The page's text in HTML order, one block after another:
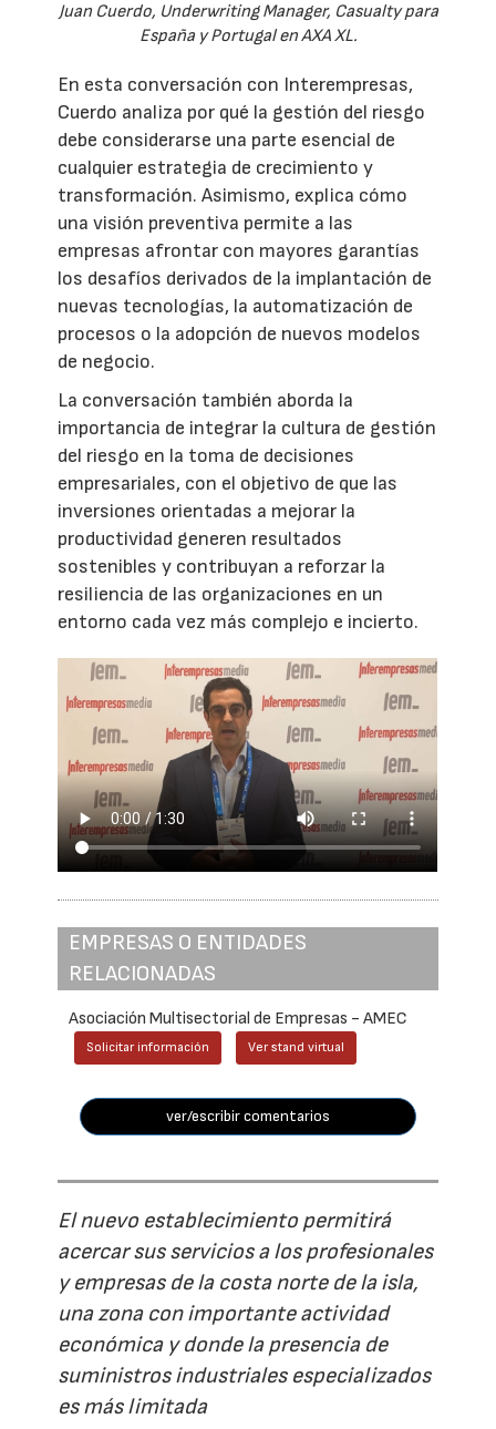
Juan Cuerdo, Underwriting Manager, Casualty para
España y Portugal en AXA XL.
En esta conversación con Interempresas,
Cuerdo analiza por qué la gestión del riesgo
debe considerarse una parte esencial de
cualquier estrategia de crecimiento y
transformación. Asimismo, explica cómo
una visión preventiva permite a las
empresas afrontar con mayores garantías
los desafíos derivados de la implantación de
nuevas tecnologías, la automatización de
procesos o la adopción de nuevos modelos
de negocio.
La conversación también aborda la
importancia de integrar la cultura de gestión
del riesgo en la toma de decisiones
empresariales, con el objetivo de que las
inversiones orientadas a mejorar la
productividad generen resultados
sostenibles y contribuyan a reforzar la
resiliencia de las organizaciones en un
entorno cada vez más complejo e incierto.
EMPRESAS O ENTIDADES
RELACIONADAS
Asociación Multisectorial de Empresas - AMEC
Solicitar información Ver stand virtual
ver/escribir comentarios
El nuevo establecimiento permitirá
acercar sus servicios a los profesionales
y empresas de la costa norte de la isla,
una zona con importante actividad
económica y donde la presencia de
suministros industriales especializados
es más limitada